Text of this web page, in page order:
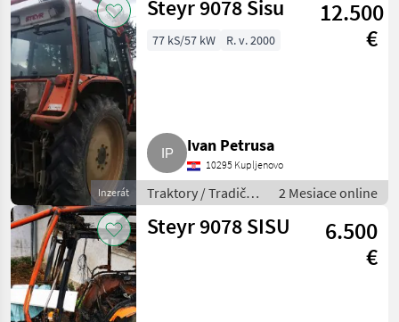
Inzerát
Steyr 9078 Sisu
12.500
€
77 kS/57 kW R. v. 2000
Ivan Petrusa
10295 Kupljenovo
Traktory / Tradičný
traktor
2 Mesiace online
Steyr 9078 SISU
6.500
€